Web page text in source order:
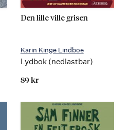
Den lille ville grisen
Karin Kinge Lindboe
Lydbok (nedlastbar)
89 kr